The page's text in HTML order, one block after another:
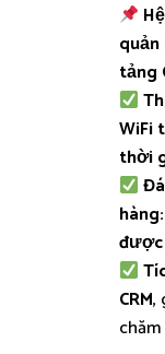
tảng
WiFi
thời
được
CRM,